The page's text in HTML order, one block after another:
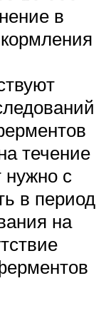
в
течение
нужно с
в период
на